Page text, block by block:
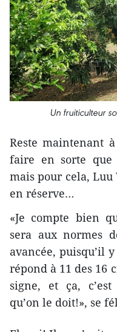
Un fruiticulteur
Reste maintenant
faire en sorte que
mais pour cela, Luu
en réserve…
«Je compte bien
sera aux normes
avancée, puisqu’il
répond à 11 des 16
signe, et ça,
qu’on le doit!», se